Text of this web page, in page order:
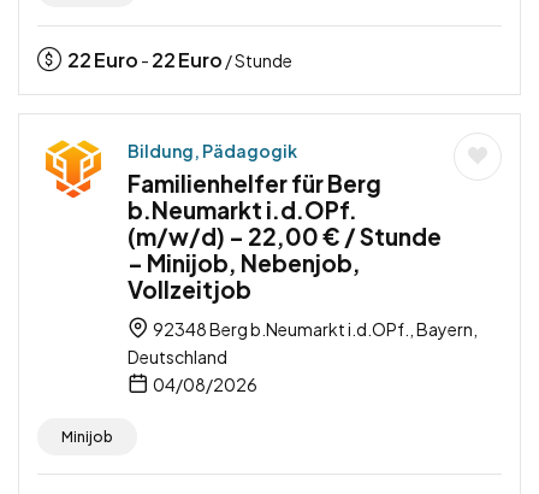
22Euro - 22Euro / Stunde
Bildung, Pädagogik
Familienhelfer für Berg
b.Neumarkt i.d.OPf.
(m/w/d) – 22,00 € / Stunde
– Minijob, Nebenjob,
Vollzeitjob
92348 Berg b.Neumarkt i.d.OPf., Bayern,
Deutschland
04/08/2026
Minijob